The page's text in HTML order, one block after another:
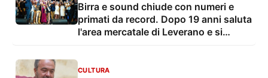
Birra e sound chiude con numeri e
primati da record. Dopo 19 anni saluta
l'area mercatale di Leverano e si
CULTURA